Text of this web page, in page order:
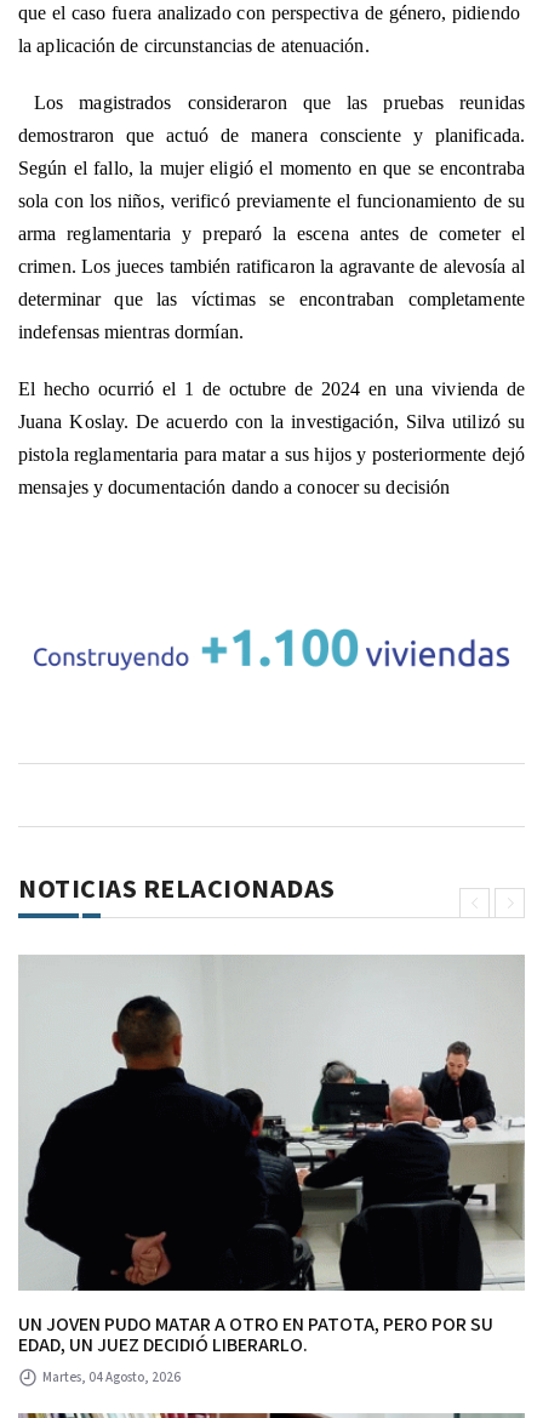
que el caso fuera analizado con perspectiva de género, pidiendo
la aplicación de circunstancias de atenuación.
Los magistrados consideraron que las pruebas reunidas
demostraron que actuó de manera consciente y planificada.
Según el fallo, la mujer eligió el momento en que se encontraba
sola con los niños, verificó previamente el funcionamiento de su
arma reglamentaria y preparó la escena antes de cometer el
crimen. Los jueces también ratificaron la agravante de alevosía al
determinar que las víctimas se encontraban completamente
indefensas mientras dormían.
El hecho ocurrió el 1 de octubre de 2024 en una vivienda de
Juana Koslay. De acuerdo con la investigación, Silva utilizó su
pistola reglamentaria para matar a sus hijos y posteriormente dejó
mensajes y documentación dando a conocer su decisión
NOTICIAS RELACIONADAS
UN JOVEN PUDO MATAR A OTRO EN PATOTA, PERO POR SU
EDAD, UN JUEZ DECIDIÓ LIBERARLO.
Martes, 04 Agosto, 2026